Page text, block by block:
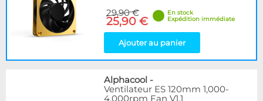
29,90 €
25,90 €
En stock
Expédition immédiate
Ajouter au panier
Alphacool -
Ventilateur ES 120mm 1,000-
4,000rpm Fan V1.1